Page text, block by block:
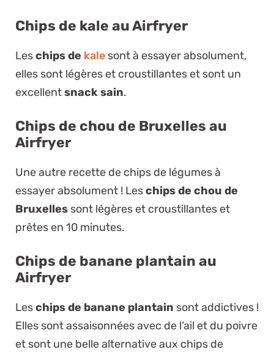
Chips de kale au Airfryer
Leschips de kale sont à essayer absolument,
elles sont légères et croustillantes et sont un
excellentsnack sain.
Chips de chou de Bruxelles au
Airfryer
Une autre recette de chips de légumes à
essayer absolument ! Leschips de chou de
Bruxelles sont légères et croustillantes et
prêtes en 10 minutes.
Chips de banane plantain au
Airfryer
Leschips de banane plantain sont addictives !
Elles sont assaisonnées avec de l’ail et du poivre
et sont une belle alternative aux chips de